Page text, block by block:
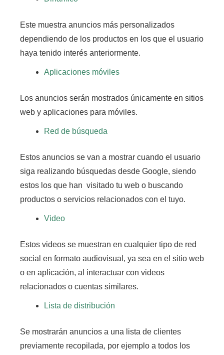
Este muestra anuncios más personalizados
dependiendo de los productos en los que el usuario
haya tenido interés anteriormente.
Aplicaciones móviles
Los anuncios serán mostrados únicamente en sitios
web y aplicaciones para móviles.
Red de búsqueda
Estos anuncios se van a mostrar cuando el usuario
siga realizando búsquedas desde Google, siendo
estos los que han visitado tu web o buscando
productos o servicios relacionados con el tuyo.
Video
Estos videos se muestran en cualquier tipo de red
social en formato audiovisual, ya sea en el sitio web
o en aplicación, al interactuar con videos
relacionados o cuentas similares.
Lista de distribución
Se mostrarán anuncios a una lista de clientes
previamente recopilada, por ejemplo a todos los